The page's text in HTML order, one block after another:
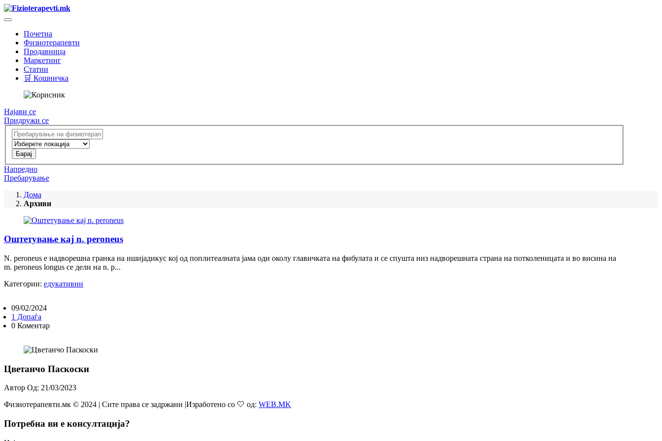
Почетна
Физиотерапевти
Продавница
Маркетинг
Статии
🛒 Кошничка
Најави се
Придружи се
Напредно
Пребарување
Дома
Архиви
Оштетување кај n. peroneus
N. peroneus е надворешна гранка на ишијадикус кој од поплитеалната јама оди околу главичката на фибулата и се спушта низ надворешната страна на потколеницата и во висина на
m. peroneus longus се дели на n. p...
Категории: едукативни
09/02/2024
1 Допаѓа
0 Коментар
Цветанчо Паскоски
Автор Од: 21/03/2023
Физиотерапевти.мк © 2024 | Сите права се задржани |Изработено со 🤍 од: WEB.MK
Потребна ви е консултација?